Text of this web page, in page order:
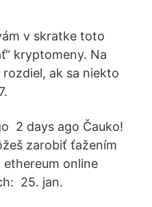
v skratke toto
kryptomeny. Na
ak sa niekto
2 days ago Čauko!
zarobiť ťažením
online
25. jan.